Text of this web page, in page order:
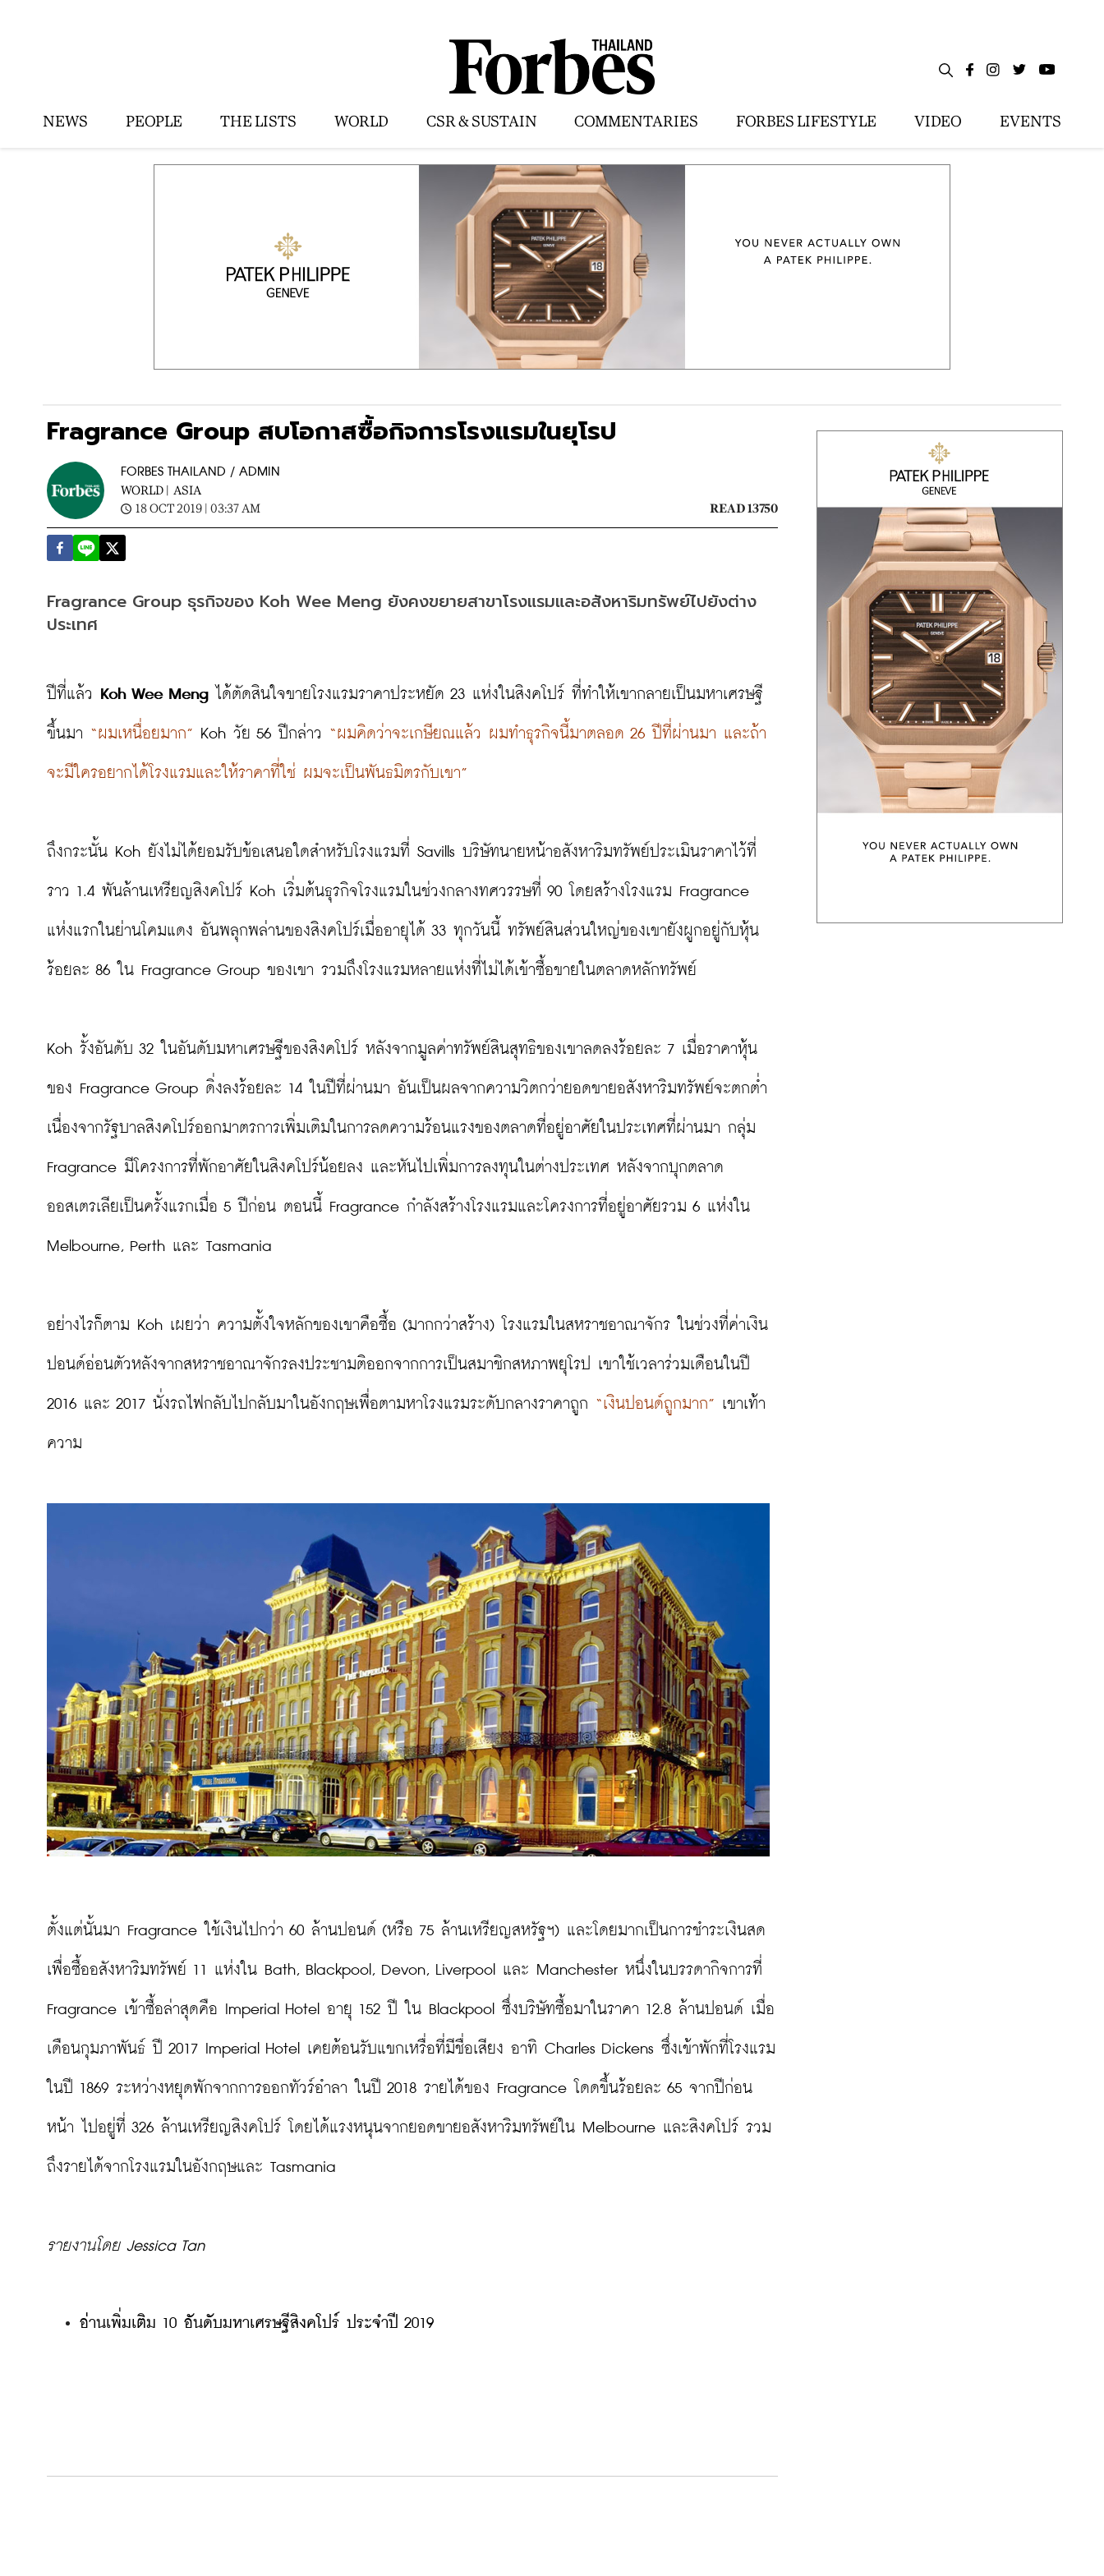
NEWS PEOPLE THE LISTS WORLD CSR & SUSTAIN COMMENTARIES FORBES LIFESTYLE VIDEO EVENTS
Fragrance Group สบโอกาสซื้อกิจการโรงแรมในยุโรป
FORBES THAILAND / ADMIN
WORLD | ASIA
18 OCT 2019 | 03:37 AM
READ 13750
Fragrance Group ธุรกิจของ Koh Wee Meng ยังคงขยายสาขาโรงแรมและอสังหาริมทรัพย์ไปยังต่าง
ประเทศ
ปีที่แล้ว Koh Wee Meng ได้ตัดสินใจขายโรงแรมราคาประหยัด 23 แห่งในสิงคโปร์ ที่ทำให้เขากลายเป็นมหาเศรษฐี
ขึ้นมา “ผมเหนื่อยมาก” Koh วัย 56 ปีกล่าว “ผมคิดว่าจะเกษียณแล้ว ผมทำธุรกิจนี้มาตลอด 26 ปีที่ผ่านมา และถ้า
จะมีใครอยากได้โรงแรมและให้ราคาที่ใช่ ผมจะเป็นพันธมิตรกับเขา”
ถึงกระนั้น Koh ยังไม่ได้ยอมรับข้อเสนอใดสำหรับโรงแรมที่ Savills บริษัทนายหน้าอสังหาริมทรัพย์ประเมินราคาไว้ที่
ราว 1.4 พันล้านเหรียญสิงคโปร์ Koh เริ่มต้นธุรกิจโรงแรมในช่วงกลางทศวรรษที่ 90 โดยสร้างโรงแรม Fragrance
แห่งแรกในย่านโคมแดง อันพลุกพล่านของสิงคโปร์เมื่ออายุได้ 33 ทุกวันนี้ ทรัพย์สินส่วนใหญ่ของเขายังผูกอยู่กับหุ้น
ร้อยละ 86 ใน Fragrance Group ของเขา รวมถึงโรงแรมหลายแห่งที่ไม่ได้เข้าซื้อขายในตลาดหลักทรัพย์
Koh รั้งอันดับ 32 ในอันดับมหาเศรษฐีของสิงคโปร์ หลังจากมูลค่าทรัพย์สินสุทธิของเขาลดลงร้อยละ 7 เมื่อราคาหุ้น
ของ Fragrance Group ดิ่งลงร้อยละ 14 ในปีที่ผ่านมา อันเป็นผลจากความวิตกว่ายอดขายอสังหาริมทรัพย์จะตกต่ำ
เนื่องจากรัฐบาลสิงคโปร์ออกมาตรการเพิ่มเติมในการลดความร้อนแรงของตลาดที่อยู่อาศัยในประเทศที่ผ่านมา กลุ่ม
Fragrance มีโครงการที่พักอาศัยในสิงคโปร์น้อยลง และหันไปเพิ่มการลงทุนในต่างประเทศ หลังจากบุกตลาด
ออสเตรเลียเป็นครั้งแรกเมื่อ 5 ปีก่อน ตอนนี้ Fragrance กำลังสร้างโรงแรมและโครงการที่อยู่อาศัยรวม 6 แห่งใน
Melbourne, Perth และ Tasmania
อย่างไรก็ตาม Koh เผยว่า ความตั้งใจหลักของเขาคือซื้อ (มากกว่าสร้าง) โรงแรมในสหราชอาณาจักร ในช่วงที่ค่าเงิน
ปอนด์อ่อนตัวหลังจากสหราชอาณาจักรลงประชามติออกจากการเป็นสมาชิกสหภาพยุโรป เขาใช้เวลาร่วมเดือนในปี
2016 และ 2017 นั่งรถไฟกลับไปกลับมาในอังกฤษเพื่อตามหาโรงแรมระดับกลางราคาถูก “เงินปอนด์ถูกมาก” เขาเท้า
ความ
ตั้งแต่นั้นมา Fragrance ใช้เงินไปกว่า 60 ล้านปอนด์ (หรือ 75 ล้านเหรียญสหรัฐฯ) และโดยมากเป็นการชำระเงินสด
เพื่อซื้ออสังหาริมทรัพย์ 11 แห่งใน Bath, Blackpool, Devon, Liverpool และ Manchester หนึ่งในบรรดากิจการที่
Fragrance เข้าซื้อล่าสุดคือ Imperial Hotel อายุ 152 ปี ใน Blackpool ซึ่งบริษัทซื้อมาในราคา 12.8 ล้านปอนด์ เมื่อ
เดือนกุมภาพันธ์ ปี 2017 Imperial Hotel เคยต้อนรับแขกเหรื่อที่มีชื่อเสียง อาทิ Charles Dickens ซึ่งเข้าพักที่โรงแรม
ในปี 1869 ระหว่างหยุดพักจากการออกทัวร์อำลา ในปี 2018 รายได้ของ Fragrance โดดขึ้นร้อยละ 65 จากปีก่อน
หน้า ไปอยู่ที่ 326 ล้านเหรียญสิงคโปร์ โดยได้แรงหนุนจากยอดขายอสังหาริมทรัพย์ใน Melbourne และสิงคโปร์ รวม
ถึงรายได้จากโรงแรมในอังกฤษและ Tasmania
รายงานโดย Jessica Tan
อ่านเพิ่มเติม 10 อันดับมหาเศรษฐีสิงคโปร์ ประจำปี 2019